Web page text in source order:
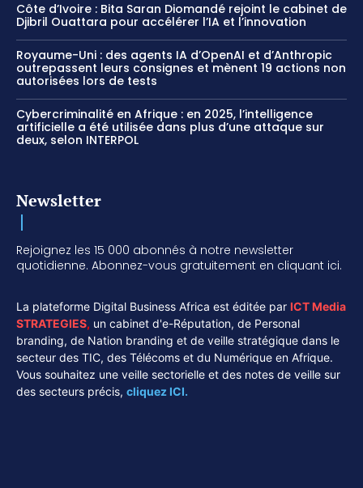
Côte d’Ivoire : Bita Saran Diomandé rejoint le cabinet de
Djibril Ouattara pour accélérer l’IA et l’innovation
Royaume-Uni : des agents IA d’OpenAI et d’Anthropic
outrepassent leurs consignes et mènent 19 actions non
autorisées lors de tests
Cybercriminalité en Afrique : en 2025, l’intelligence
artificielle a été utilisée dans plus d’une attaque sur
deux, selon INTERPOL
Newsletter
Rejoignez les 15 000 abonnés à notre newsletter
quotidienne. Abonnez-vous gratuitement en cliquant ici.
La plateforme Digital Business Africa est éditée par ICT Media
STRATEGIES, un cabinet d'e-Réputation, de Personal
branding, de Nation branding et de veille stratégique dans le
secteur des TIC, des Télécoms et du Numérique en Afrique.
Vous souhaitez une veille sectorielle et des notes de veille sur
des secteurs précis, cliquez ICI.